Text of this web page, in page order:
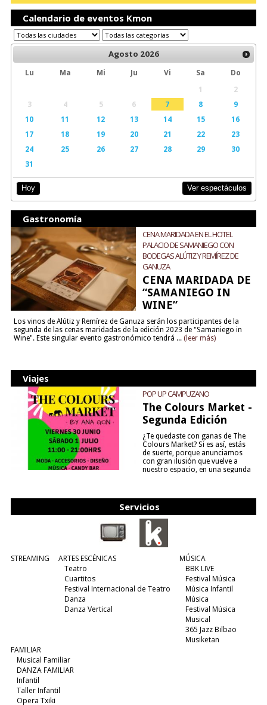
Calendario de eventos Kmon
Agosto 2026
Lu Ma Mi Ju Vi Sa
Do
1
2
3
4 5 6 7 8
9
10
11 12 13 14 15
16
17
18 19 20 21 22
23
24
25 26 27 28 29
30
31
Hoy Ver espectáculos
Gastronomía
CENA MARIDADA EN EL HOTEL
PALACIO DE SAMANIEGO CON
BODEGAS ALÚTIZ Y REMÍREZ DE
GANUZA
CENA MARIDADA DE
“SAMANIEGO IN
WINE”
Los vinos de Alútiz y Remírez de Ganuza serán los participantes de la
segunda de las cenas maridadas de la edición 2023 de "Samaniego in
Wine". Este singular evento gastronómico tendrá ... (leer más)
Viajes
POP UP CAMPUZANO
The Colours Market -
Segunda Edición
¿Te quedaste con ganas de The
Colours Market? Si es así, estás
de suerte, porque anunciamos
con gran ilusión que vuelve a
nuestro espacio, en una segunda
Servicios
STREAMING
ARTES ESCÉNICAS
Teatro
Cuartitos
Festival Internacional de Teatro
Danza
Danza Vertical
MÚSICA
BBK LIVE
Festival Música
Música Infantil
Música
Festival Música
Musical
365 Jazz Bilbao
Musiketan
FAMILIAR
Musical Familiar
DANZA FAMILIAR
Infantil
Taller Infantil
Opera Txiki